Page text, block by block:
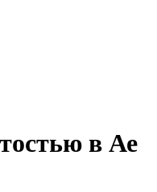
в Ае